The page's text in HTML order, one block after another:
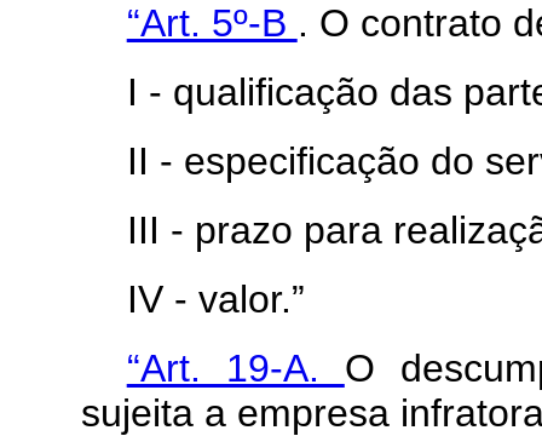
“Art. 5º-B . O contrato
I - qualificação das
II - especificação do
III - prazo para
IV - valor.”
“Art. 19-A. O
sujeita a empresa